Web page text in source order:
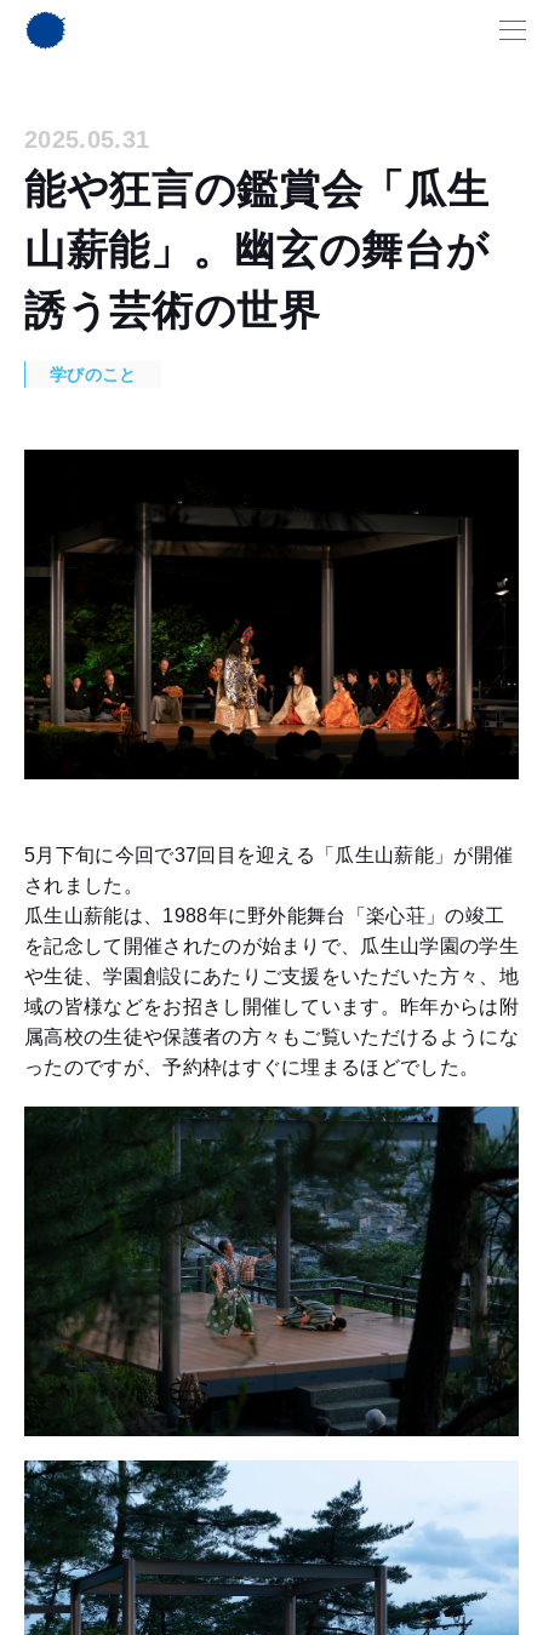
2025.05.31
能や狂言の鑑賞会「瓜生
山薪能」。幽玄の舞台が
誘う芸術の世界
学びのこと
5月下旬に今回で37回目を迎える「瓜生山薪能」が開催
されました。
瓜生山薪能は、1988年に野外能舞台「楽心荘」の竣工
を記念して開催されたのが始まりで、瓜生山学園の学生
や生徒、学園創設にあたりご支援をいただいた方々、地
域の皆様などをお招きし開催しています。昨年からは附
属高校の生徒や保護者の方々もご覧いただけるようにな
ったのですが、予約枠はすぐに埋まるほどでした。